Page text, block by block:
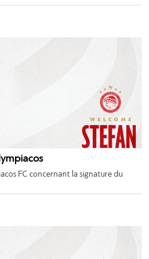
FC concernant la signature du